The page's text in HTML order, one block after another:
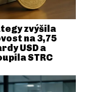
zvýšila
na 3,75
USD a
STRC